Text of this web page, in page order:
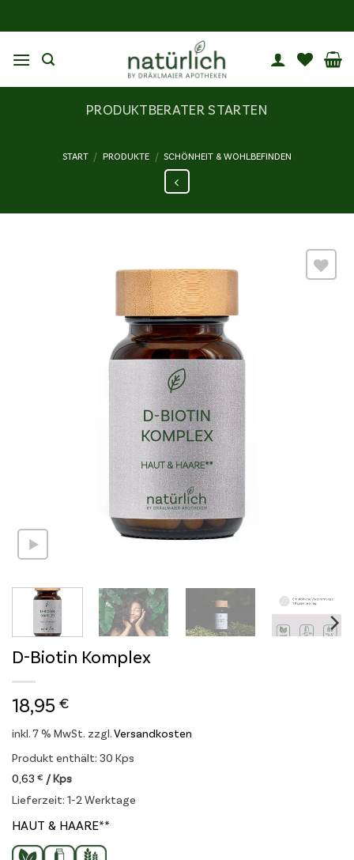
Inhalt
PRODUKTBERATER STARTEN
START / PRODUKTE / SCHÖNHEIT & WOHLBEFINDEN
D-Biotin Komplex
18,95 €
inkl. 7 % MwSt. zzgl.Versandkosten
Produkt enthält: 30 Kps
0,63 € /Kps
Lieferzeit: 1-2 Werktage
HAUT & HAARE**